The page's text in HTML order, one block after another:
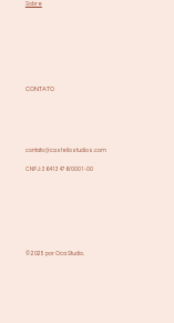
Sobre
CONTATO
contato@castellostudios.com
CNPJ: 36413476/0001-00
© 2025 por Oca Studio.